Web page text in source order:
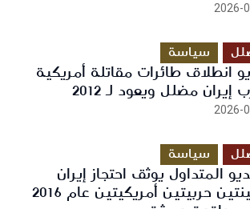
2026-
سياسة
انطلاق طائرات مقاتلة أمريكية
إيران مضلل ويعود لـ 2012
2026-
سياسة
المتداول يوثق احتجاز إيران
سفينتين حربيتين أمريكيتين عام 2016